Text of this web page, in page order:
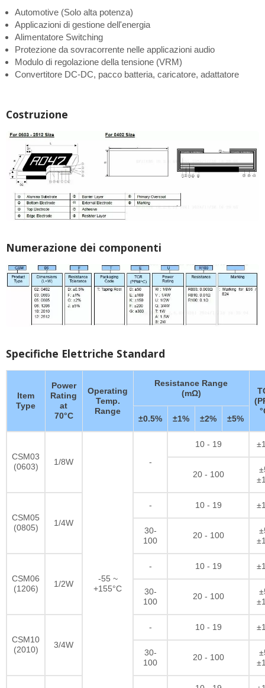
Automotive (Solo alta potenza)
Applicazioni di gestione dell'energia
Alimentatore Switching
Protezione da sovracorrente nelle applicazioni audio
Modulo di regolazione della tensione (VRM)
Convertitore DC-DC, pacco batteria, caricatore, adattatore
Costruzione
Numerazione dei componenti
Specifiche Elettriche Standard
Item
Type
Power
Rating
at
70°C
Operating
Temp.
Range
Resistance Range
(mΩ)
±0.5%
±1% ±2% ±5%
CSM03
(0603)
1/8W
-55 ~
+155°C
-
10 - 19
20 - 100
CSM05
(0805)
1/4W
- 10 - 19
30-
100
20 - 100
CSM06
(1206)
1/2W
- 10 - 19
30-
100
20 - 100
CSM10
(2010)
3/4W
- 10 - 19
30-
100
20 - 100